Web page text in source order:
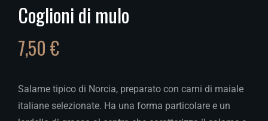
Coglioni di mulo
7,50 €
Salame tipico di Norcia, preparato con carni di maiale
italiane selezionate. Ha una forma particolare e un